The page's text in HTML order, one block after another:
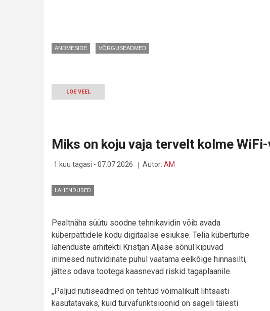
ANDMESIDE VÕRGUSEADMED
LOE VEEL-
OOKLA
KIIREIMAKS
Miks on koju vaja tervelt kolme
1 kuu tagasi - 07.07.2026 Autor: AM
LAHENDUSED
Pealtnäha süütu soodne tehnikavidin võib avada
küberpättidele kodu digitaalse esiukse. Telia küberturbe
lahenduste arhitekti Kristjan Aljase sõnul kipuvad
inimesed nutividinate puhul vaatama eelkõige hinnasilti,
jättes odava tootega kaasnevad riskid tagaplaanile.
„Paljud nutiseadmed on tehtud võimalikult lihtsasti
kasutatavaks, kuid turvafunktsioonid on sageli täiesti